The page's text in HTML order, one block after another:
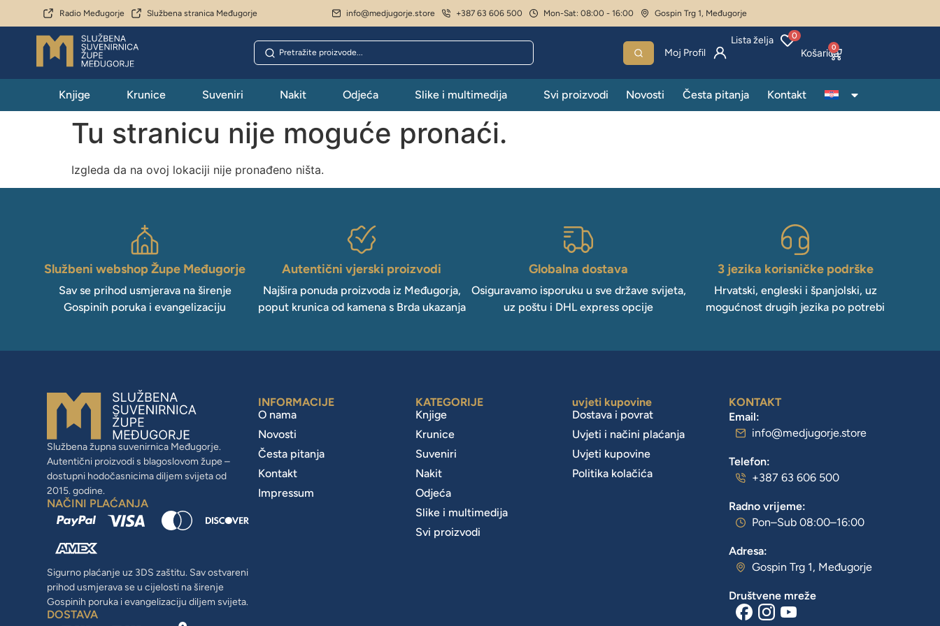
Radio Međugorje Službena stranica Međugorje info@medjugorje.store +387 63 606 500 Mon-Sat: 08:00 - 16:00 Gospin Trg 1, Međugorje
Lista želja 0
Moj Profil 0
Knjige Krunice Suveniri Nakit Odjeća Slike i multimedija Svi proizvodi Novosti Česta pitanja Kontakt
Tu stranicu nije moguće pronaći.
Izgleda da na ovoj lokaciji nije pronađeno ništa.
Službeni webshop Župe Međugorje
Sav se prihod usmjerava na širenje
Gospinih poruka i evangelizaciju
Autentični vjerski proizvodi
Najšira ponuda proizvoda iz Međugorja,
poput krunica od kamena s Brda ukazanja
Globalna dostava
Osiguravamo isporuku u sve države svijeta,
uz poštu i DHL express opcije
3 jezika korisničke podrške
Hrvatski, engleski i španjolski, uz
mogućnost drugih jezika po potrebi
Službena župna suvenirnica Međugorje.
Autentični proizvodi s blagoslovom župe –
dostupni hodočasnicima diljem svijeta od
2015. godine.
NAČINI PLAĆANJA
Sigurno plaćanje uz 3DS zaštitu. Sav ostvareni
prihod usmjerava se u cijelosti na širenje
Gospinih poruka i evangelizaciju diljem svijeta.
DOSTAVA
INFORMACIJE
O nama
Novosti
Česta pitanja
Kontakt
Impressum
KATEGORIJE
Knjige
Krunice
Suveniri
Nakit
Odjeća
Slike i multimedija
Svi proizvodi
uvjeti kupovine
Dostava i povrat
Uvjeti i načini plaćanja
Uvjeti kupovine
Politika kolačića
KONTAKT
Email:
info@medjugorje.store
Telefon:
+387 63 606 500
Radno vrijeme:
Pon–Sub 08:00–16:00
Adresa:
Gospin Trg 1, Međugorje
Društvene mreže